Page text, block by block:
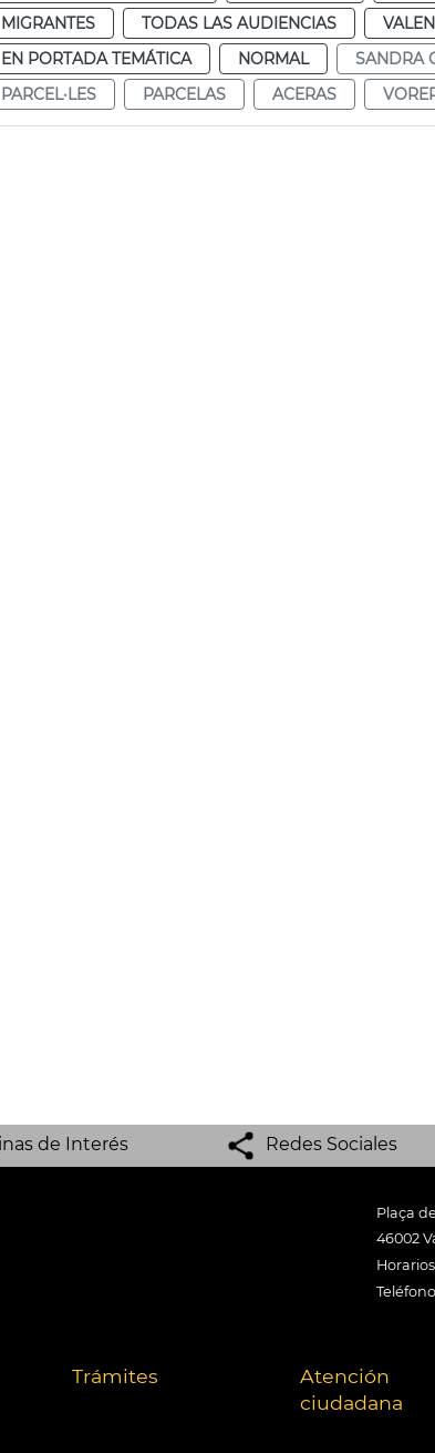
MIGRANTES
TODAS LAS AUDIENCIAS
EN PORTADA TEMÁTICA
NORMAL SANDRA
PARCEL·LES
PARCELAS ACERAS
de Interés Redes Sociales
Plaça
46002
Trámites
Atención
ciudadana